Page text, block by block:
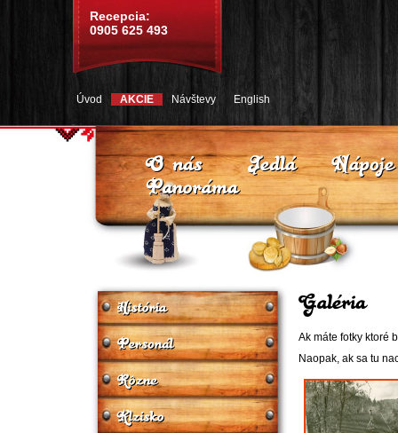
Recepcia:
0905 625 493
Úvod AKCIE Návštevy English
Ak máte fotky ktoré
Naopak, ak sa tu